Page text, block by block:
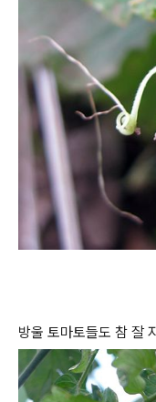
방울 토마토들도 참 잘